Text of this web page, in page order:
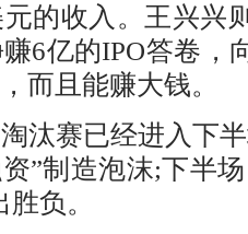
的收入。王兴兴
6亿的IPO答卷，
而且能赚大钱。
赛已经进入下半
”制造泡沫;下半
负。